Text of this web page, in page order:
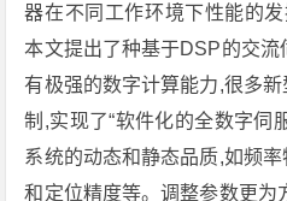
器在不同工作环境下性能的
本文提出了种基于DSP的交
有极强的数字计算能力,很多
制,实现了“软件化的全数字伺
系统的动态和静态品质,如频
和定位精度等。调整参数更为